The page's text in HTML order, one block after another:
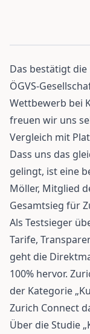
Das bestätigt die
ÖGVS-
Wettbewerb bei
freuen wir uns
Vergleich mit
Dass uns das
gelingt, ist eine
Möller, Mitglied
Gesamtsieg für
Als Testsieger
Tarife,
geht die
100% hervor.
der Kategorie
Zurich Connect
Über die Studie